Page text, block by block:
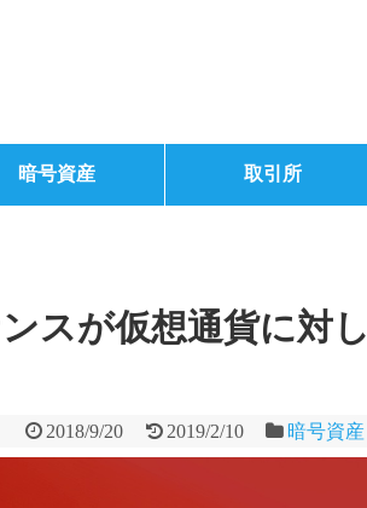
暗号資産 取引所
スが仮想通貨に対し
2018/9/20 2019/2/10 暗号資産